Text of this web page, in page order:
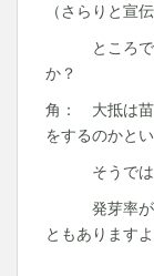
（さらりと宣伝
ところで、
か？
角： 大抵は苗
をするのかとい
そうではあ
発芽率が高
ともありますよ